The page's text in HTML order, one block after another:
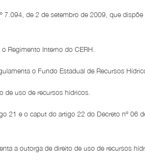
7.094, de 2 de setembro de 2009, que
Regimento Interno do CERH.
o Fundo Estadual de Recursos
de uso de recursos hídricos.
21 e o caput do artigo 22 do Decreto nº 06
a outorga de direito de uso de recursos